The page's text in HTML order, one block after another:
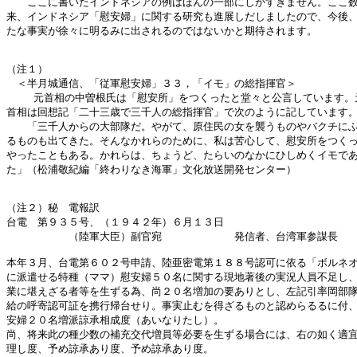
来、インドネシア「慰安婦」に関する研究も進展しだしましたので、今後
たな事実が徐々に明るみに出されるのではないかと期待されます。
（注１）
＜半月城通信、「従軍慰安婦」３３，「イモ」の総指揮官＞
元首相の中曽根氏は「慰安所」をつくったと堂々と公言しています。
首相は回想記「二十三歳で三千人の総指揮官」で次のように記しています
「三千人からの大部隊だ。やがて、原住民の女を襲うものやバクチに
るものも出てきた。そんなかれらのために、私は苦心して、慰安所をつく
やったこともある。かれらは、ちょうど、たらいのなかにひしめくイモで
た」（松浦敬紀編「終わりなき海軍」文化放送開発センター）
（注２）秘　電報訳
台電　第９３５号、（１９４２年）６月１３日
（陸軍大臣）副官宛　　　　　　　発信者、台湾軍参謀長
本年３月、台電第６０２号申請、陸亜密電第１８８号認可に依る「ボルネ
に派遣せる特種（ママ）慰安婦５０名に関する現地著後の実況人員不足し
業に堪えざる者等を生ずる為、尚２０名増加の要ありとし、左記引率岡部
給の呼寄認可証を携行帰台せり。事実止むを得ざるものと認めらるるに付
安婦２０名増派諒承相成度（あいなりたし）。
尚、将来此の種少数の補充交代増員等必要を生ずる場合には、右の如く適
理し度、予め諒承あり度、予め諒承あり度。